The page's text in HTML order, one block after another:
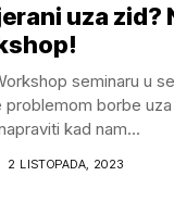
uza zid?
seminaru u
borbe uza
kad nam...
2 LISTOPADA, 2023